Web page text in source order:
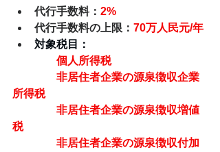
代行手数料： 2%
代行手数料の上限： 70万人民元/年
対象税目：
個人所得税
非居住者企業の源泉徴収企業
所得税
非居住者企業の源泉徴収増値
税
非居住者企業の源泉徴収付加